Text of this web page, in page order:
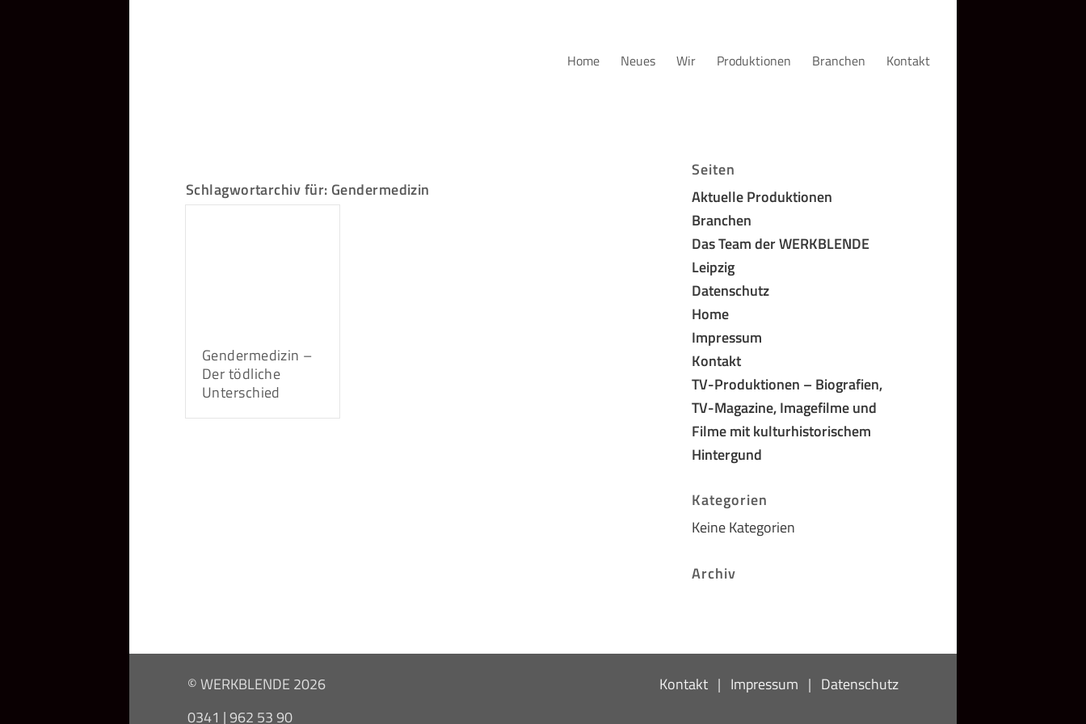
Home Neues Wir Produktionen Branchen Kontakt
Schlagwortarchiv für: Gendermedizin
Gendermedizin –
Der tödliche
Unterschied
Seiten
Aktuelle Produktionen
Branchen
Das Team der WERKBLENDE
Leipzig
Datenschutz
Home
Impressum
Kontakt
TV-Produktionen – Biografien,
TV-Magazine, Imagefilme und
Filme mit kulturhistorischem
Hintergund
Kategorien
Keine Kategorien
Archiv
© WERKBLENDE 2026
0341 | 962 53 90
Kontakt | Impressum | Datenschutz